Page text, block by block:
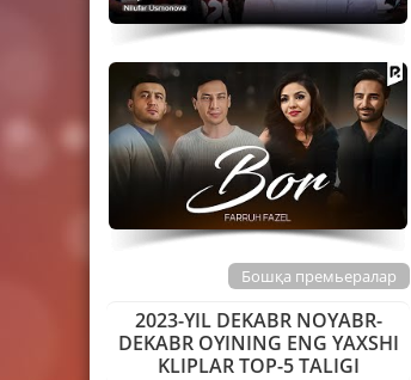
Бошқа премьералар
2023-YIL DEKABR NOYABR-
DEKABR OYINING ENG YAXSHI
KLIPLAR TOP-5 TALIGI